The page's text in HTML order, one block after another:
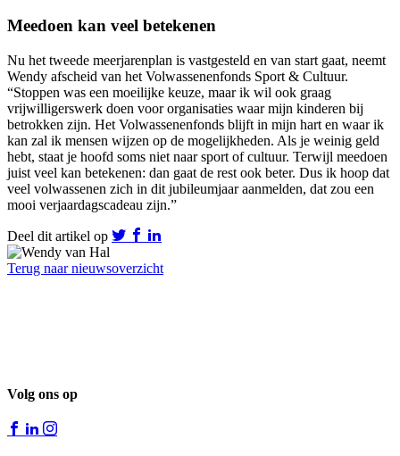
Meedoen kan veel betekenen
Nu het tweede meerjarenplan is vastgesteld en van start gaat, neemt
Wendy afscheid van het Volwassenenfonds Sport & Cultuur.
“Stoppen was een moeilijke keuze, maar ik wil ook graag
vrijwilligerswerk doen voor organisaties waar mijn kinderen bij
betrokken zijn. Het Volwassenenfonds blijft in mijn hart en waar ik
kan zal ik mensen wijzen op de mogelijkheden. Als je weinig geld
hebt, staat je hoofd soms niet naar sport of cultuur. Terwijl meedoen
juist veel kan betekenen: dan gaat de rest ook beter. Dus ik hoop dat
veel volwassenen zich in dit jubileumjaar aanmelden, dat zou een
mooi verjaardagscadeau zijn.”
Deel dit artikel op
Terug naar nieuwsoverzicht
Volg ons op